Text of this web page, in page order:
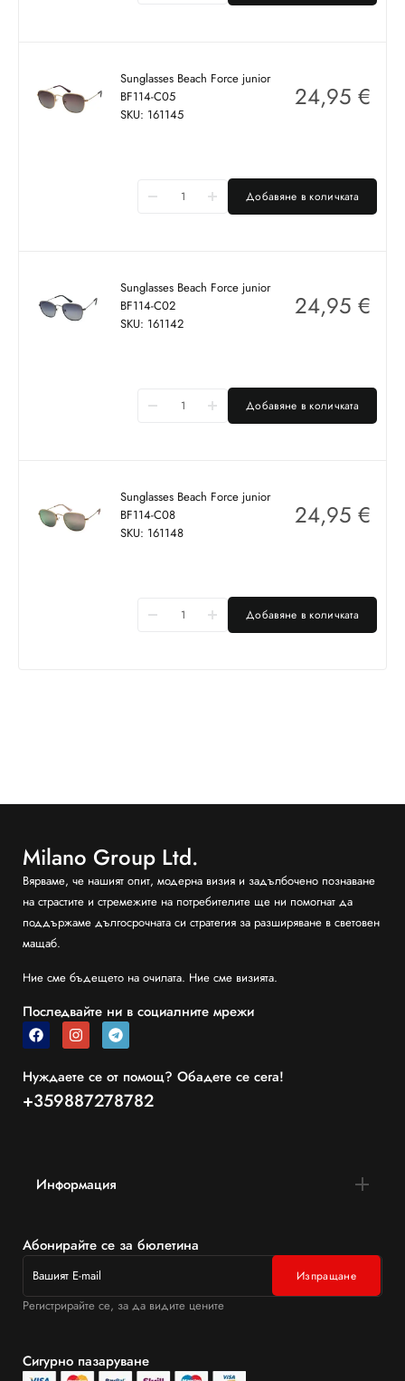
Sunglasses Beach Force junior
BF114-C05
SKU: 161145
24,95 €
Добавяне в количката
Sunglasses Beach Force junior
BF114-C02
SKU: 161142
24,95 €
Добавяне в количката
Sunglasses Beach Force junior
BF114-C08
SKU: 161148
24,95 €
Добавяне в количката
Milano Group Ltd.
Вярваме, че нашият опит, модерна визия и задълбочено познаване
на страстите и стремежите на потребителите ще ни помогнат да
поддържаме дългосрочната си стратегия за разширяване в световен
мащаб.
Ние сме бъдещето на очилата. Ние сме визията.
Последвайте ни в социалните мрежи
Нуждаете се от помощ? Обадете се сега!
+359887278782
Информация
Абонирайте се за бюлетина
Регистрирайте се, за да видите цените
Сигурно пазаруване